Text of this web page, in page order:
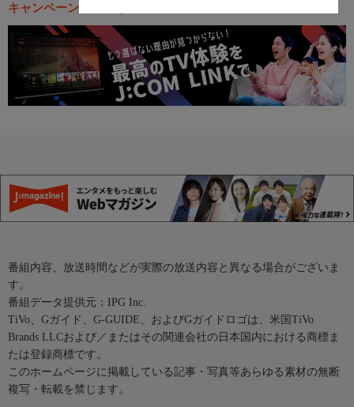
キャンペーン・お得な情報
番組内容、放送時間などが実際の放送内容と異なる場合がございま
す。
番組データ提供元：IPG Inc.
TiVo、Gガイド、G-GUIDE、およびGガイドロゴは、米国TiVo
Brands LLCおよび／またはその関連会社の日本国内における商標ま
たは登録商標です。
このホームページに掲載している記事・写真等あらゆる素材の無断
複写・転載を禁じます。